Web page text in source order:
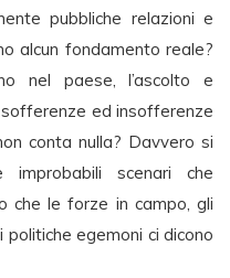
pubbliche relazioni e
alcun fondamento reale?
nel paese, l’ascolto e
sofferenze ed insofferenze
conta nulla? Davvero si
scenari che
che le forze in campo, gli
egemoni ci dicono